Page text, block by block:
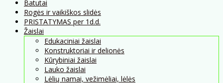
Batutai
Rogės ir vaikiškos slidės
PRISTATYMAS per 1d.d.
Žaislai
Edukaciniai žaislai
Konstruktoriai ir delionės
Kūrybiniai žaislai
Lauko žaislai
Lėlių namai, vežimėliai, lėlės